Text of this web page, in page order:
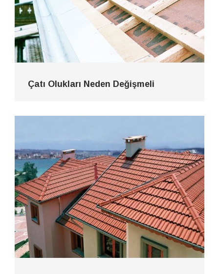
Çatı Olukları Neden Değişmeli